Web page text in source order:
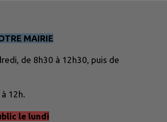
MAIRIE
de 8h30 à 12h30, puis de
12h.
le lundi